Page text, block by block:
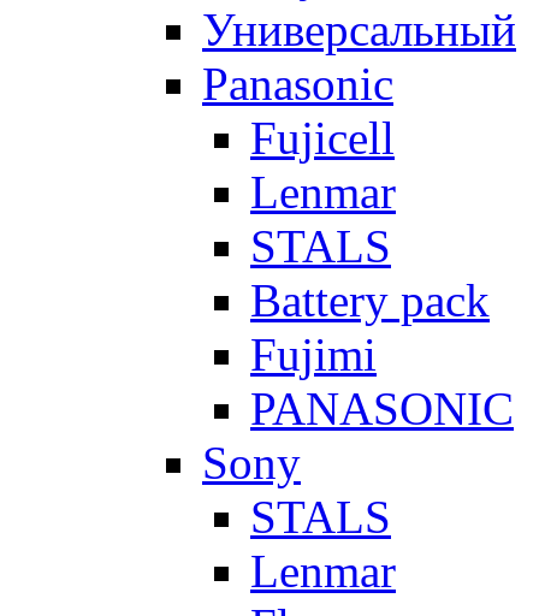
Универсальный
Panasonic
Fujicell
Lenmar
STALS
Battery pack
Fujimi
PANASONIC
Sony
STALS
Lenmar